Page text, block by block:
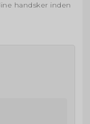
handsker inden